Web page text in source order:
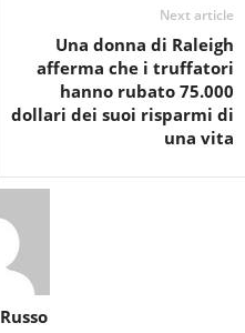
Next article
Una donna di Raleigh
afferma che i truffatori
hanno rubato 75.000
dollari dei suoi risparmi di
una vita